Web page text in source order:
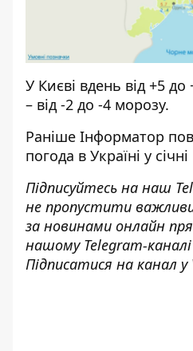
У Києві вдень від +5 до
– від -2 до -4 морозу.
Раніше Інформатор
погода в Україні у січні
Підписуйтесь на наш
не пропустити
за новинами онлайн
нашому Telegram-
Підписатися на канал